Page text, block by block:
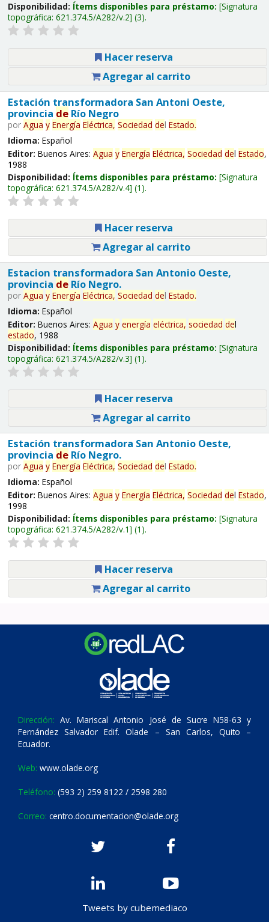
Disponibilidad: Ítems disponibles para préstamo: Signatura
topográfica: 621.374.5/A282/v.2 (3).
Hacer reserva
Agregar al carrito
Estación transformadora San Antoni Oeste,
provincia deRío Negro
por Agua y Energía Eléctrica, Sociedad del Estado.
Idioma: Español
Editor: Buenos Aires: Agua y Energía Eléctrica, Sociedad del Estado,
1988
Disponibilidad: Ítems disponibles para préstamo: Signatura
topográfica: 621.374.5/A282/v.4 (1).
Hacer reserva
Agregar al carrito
Estacion transformadora San Antonio Oeste,
provincia deRío Negro.
por Agua y Energía Eléctrica, Sociedad del Estado.
Idioma: Español
Editor: Buenos Aires: Agua y energía eléctrica, sociedad del
estado, 1988
Disponibilidad: Ítems disponibles para préstamo: Signatura
topográfica: 621.374.5/A282/v.3 (1).
Hacer reserva
Agregar al carrito
Estación transformadora San Antonio Oeste,
provincia deRío Negro.
por Agua y Energía Eléctrica, Sociedad del Estado.
Idioma: Español
Editor: Buenos Aires: Agua y Energía Eléctrica, Sociedad del Estado,
1998
Disponibilidad: Ítems disponibles para préstamo: Signatura
topográfica: 621.374.5/A282/v.1 (1).
Hacer reserva
Agregar al carrito
Dirección: Av. Mariscal Antonio José de Sucre N58-63 y
Fernández Salvador Edif. Olade – San Carlos, Quito –
Ecuador.
Web: www.olade.org
Teléfono: (593 2) 259 8122 / 2598 280
Correo: centro.documentacion@olade.org
Tweets by cubemediaco